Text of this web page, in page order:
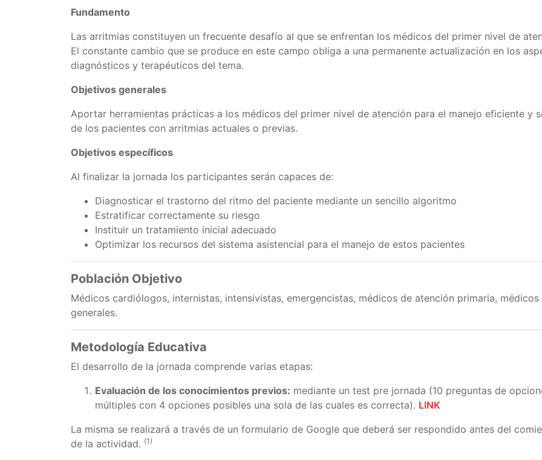
Fundamento
Las arritmias constituyen un frecuente desafío al que se enfrentan los médicos del primer nivel de
El constante cambio que se produce en este campo obliga a una permanente actualización en los
diagnósticos y terapéuticos del tema.
Objetivos generales
Aportar herramientas prácticas a los médicos del primer nivel de atención para el manejo eficiente y
de los pacientes con arritmias actuales o previas.
Objetivos específicos
Al finalizar la jornada los participantes serán capaces de:
Diagnosticar el trastorno del ritmo del paciente mediante un sencillo algoritmo
Estratificar correctamente su riesgo
Instituir un tratamiento inicial adecuado
Optimizar los recursos del sistema asistencial para el manejo de estos pacientes
Población Objetivo
Médicos cardiólogos, internistas, intensivistas, emergencistas, médicos de atención primaria, médicos
generales.
Metodología Educativa
El desarrollo de la jornada comprende varias etapas:
Evaluación de los conocimientos previos: mediante un test pre jornada (10 preguntas de
múltiples con 4 opciones posibles una sola de las cuales es correcta). LINK
La misma se realizará a través de un formulario de Google que deberá ser respondido antes del
de la actividad. (1)